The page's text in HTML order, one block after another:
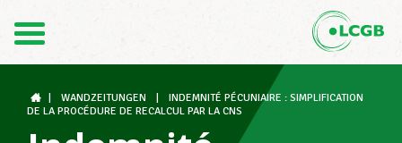
DE
WANDZEITUNGEN
INDEMNITÉ PÉCUNIAIRE : SIMPLIFICATION
DE LA PROCÉDURE DE RECALCUL PAR LA CNS